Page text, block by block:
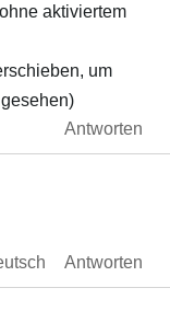
aktiviertem
um
Antworten
Antworten